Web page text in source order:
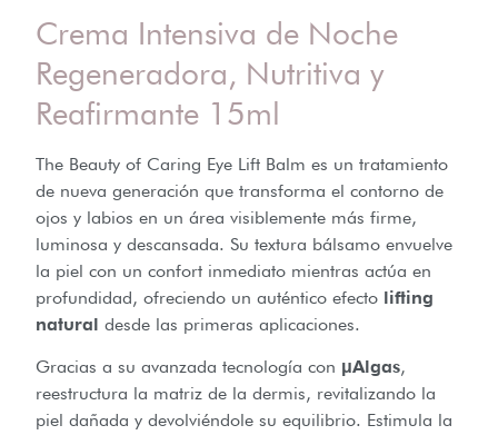
Crema Intensiva de Noche
Regeneradora, Nutritiva y
Reafirmante 15ml
The Beauty of Caring Eye Lift Balm es un tratamiento
de nueva generación que transforma el contorno de
ojos y labios en un área visiblemente más firme,
luminosa y descansada. Su textura bálsamo envuelve
la piel con un confort inmediato mientras actúa en
profundidad, ofreciendo un auténtico efecto lifting
natural desde las primeras aplicaciones.
Gracias a su avanzada tecnología con μAlgas,
reestructura la matriz de la dermis, revitalizando la
piel dañada y devolviéndole su equilibrio. Estimula la